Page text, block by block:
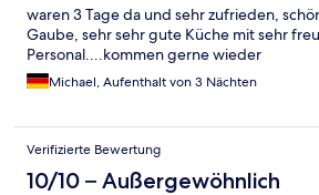
waren 3 Tage da und sehr zufrieden,
Gaube, sehr sehr gute Küche mit sehr
Personal....kommen gerne wieder
Michael, Aufenthalt von 3 Nächten
Verifizierte Bewertung
10/10 – Außergewöhnlich